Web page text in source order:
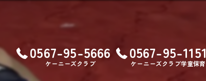
0567-95-5666
ケーニーズクラブ
0567-95-1151
ケーニーズクラブ学童保育